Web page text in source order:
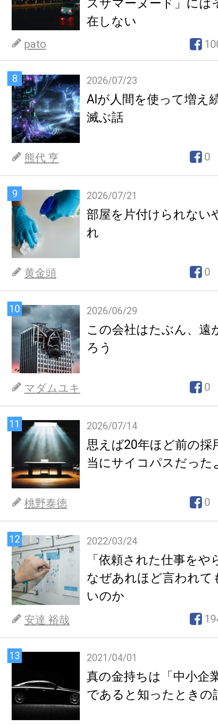
スサマーヌード」には
在しない
pato
8 2026/07/23
AIが人間を使って増え
滅ぶ話
熊代 亨 0
9 2026/07/21
部屋を片付けられない
れ
黄金頭 0
10 2026/06/29
この会社はたぶん、遠
ろう
マダムユキ 0
11 2026/07/14
思えば20年ほど前の採
当にサイコパスだった
桃野泰徳 0
12 2022/03/24
「依頼された仕事を
なぜあれほど言われて
いのか
安達 裕哉
13 2021/04/01
真の金持ちは「中小企
であると知ったときの